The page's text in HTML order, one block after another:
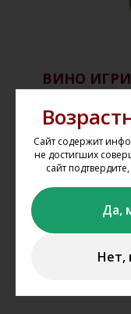
Сайт содержит
не достигших
сайт
Да,
Нет,
ВИНО
1